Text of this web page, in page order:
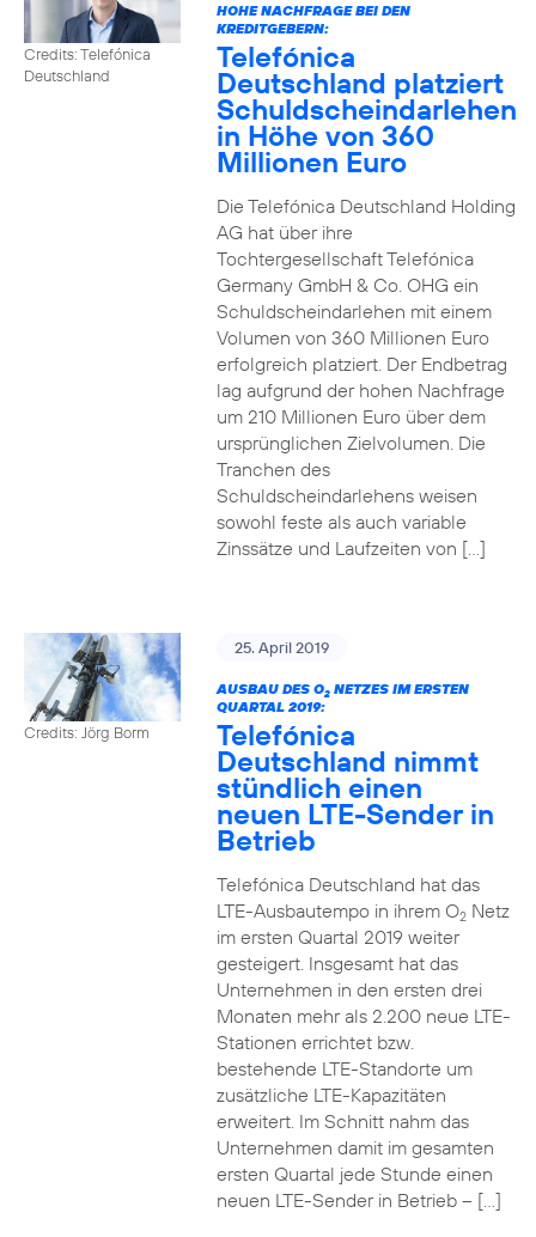
Credits: Telefónica
Deutschland
HOHE NACHFRAGE BEI DEN
KREDITGEBERN:
Telefónica
Deutschland platziert
Schuldscheindarlehen
in Höhe von 360
Millionen Euro
Die Telefónica Deutschland Holding
AG hat über ihre
Tochtergesellschaft Telefónica
Germany GmbH & Co. OHG ein
Schuldscheindarlehen mit einem
Volumen von 360 Millionen Euro
erfolgreich platziert. Der Endbetrag
lag aufgrund der hohen Nachfrage
um 210 Millionen Euro über dem
ursprünglichen Zielvolumen. Die
Tranchen des
Schuldscheindarlehens weisen
sowohl feste als auch variable
Zinssätze und Laufzeiten von […]
Credits: Jörg Borm
25. April 2019
AUSBAU DES O2NETZES IM ERSTEN
QUARTAL 2019:
Telefónica
Deutschland nimmt
stündlich einen
neuen LTE-Sender in
Betrieb
Telefónica Deutschland hat das
LTE-Ausbautempo in ihrem O2Netz
im ersten Quartal 2019 weiter
gesteigert. Insgesamt hat das
Unternehmen in den ersten drei
Monaten mehr als 2.200 neue LTE-
Stationen errichtet bzw.
bestehende LTE-Standorte um
zusätzliche LTE-Kapazitäten
erweitert. Im Schnitt nahm das
Unternehmen damit im gesamten
ersten Quartal jede Stunde einen
neuen LTE-Sender in Betrieb – […]